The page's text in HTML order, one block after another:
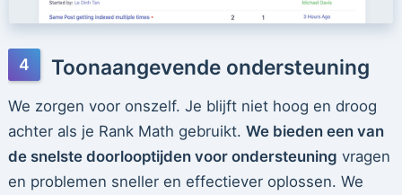
Toonaangevende ondersteuning
We zorgen voor onszelf. Je blijft niet hoog en droog
achter als je Rank Math gebruikt. We bieden een van
de snelste doorlooptijden voor ondersteuning vragen
en problemen sneller en effectiever oplossen. We